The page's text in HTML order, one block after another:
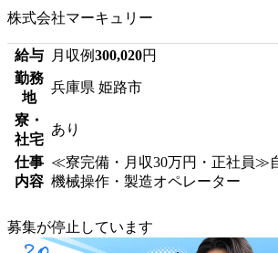
株式会社マーキュリー
給与 月収例300,020円
勤務
地
兵庫県 姫路市
寮・
社宅
あり
仕事
内容
≪寮完備・月収30万円・正社員≫
機械操作・製造オペレーター
募集が停止しています